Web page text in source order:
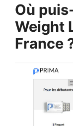
Où
Weight
France